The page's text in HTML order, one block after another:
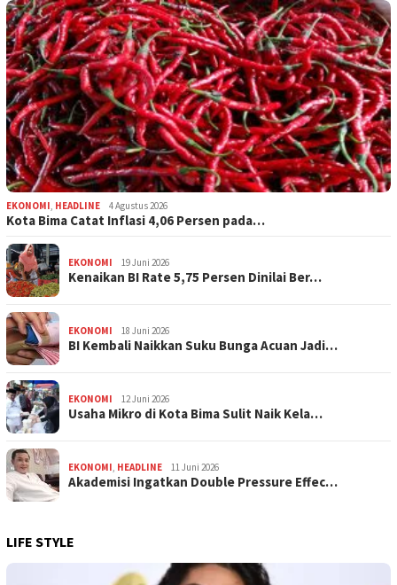
EKONOMI, HEADLINE 4 Agustus 2026
Kota Bima Catat Inflasi 4,06 Persen pada…
EKONOMI 19 Juni 2026
Kenaikan BI Rate 5,75 Persen Dinilai Ber…
EKONOMI 18 Juni 2026
BI Kembali Naikkan Suku Bunga Acuan Jadi…
EKONOMI 12 Juni 2026
Usaha Mikro di Kota Bima Sulit Naik Kela…
EKONOMI, HEADLINE 11 Juni 2026
Akademisi Ingatkan Double Pressure Effec…
LIFE STYLE